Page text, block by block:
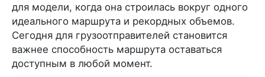
для модели, когда она строилась вокруг одного
идеального маршрута и рекордных объемов.
Сегодня для грузоотправителей становится
важнее способность маршрута оставаться
доступным в любой момент.